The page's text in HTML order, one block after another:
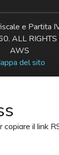
e Partita
ALL RIGHTS
AWS
del sito
copiare il link